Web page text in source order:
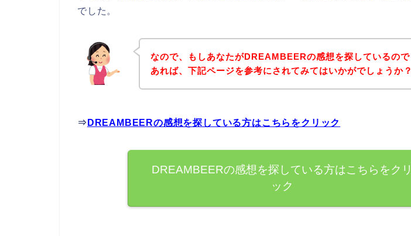
でした。
なので、もしあなたがDREAMBEERの感想を探しているので
あれば、下記ページを参考にされてみてはいかがでしょうか？
⇒ DREAMBEERの感想を探している方はこちらをクリック
DREAMBEERの感想を探している方はこちらをクリ
ック